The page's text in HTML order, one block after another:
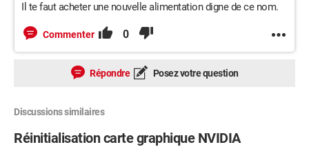
Il te faut acheter une nouvelle alimentation digne de ce nom.
Commenter 0
Répondre Posez votre question
Discussions similaires
Réinitialisation carte graphique NVIDIA